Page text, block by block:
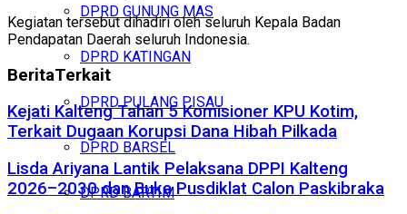
DPRD GUNUNG MAS
DPRD KATINGAN
DPRD PULANG PISAU
DPRD BARSEL
DPRD BARTIM
Kegiatan tersebut dihadiri oleh seluruh Kepala Badan
Pendapatan Daerah seluruh Indonesia.
BeritaTerkait
Kejati Kalteng Tahan 5 Komisioner KPU Kotim,
Terkait Dugaan Korupsi Dana Hibah Pilkada
Lisda Ariyana Lantik Pelaksana DPPI Kalteng
2026–2030 dan Buka Pusdiklat Calon Paskibraka